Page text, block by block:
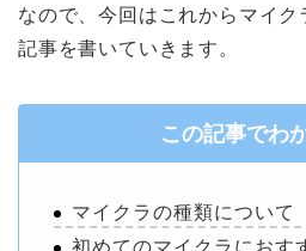
なので、今回はこれからマイ
記事を書いていきます。
この記事でわ
マイクラの種類について
初めてのマイクラにおす